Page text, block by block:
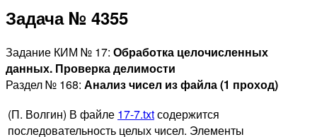
Задача № 4355
Задание КИМ № 17: Обработка целочисленных
данных. Проверка делимости
Раздел № 168: Анализ чисел из файла (1 проход)
(П. Волгин) В файле 17-7.txtсодержится
последовательность целых чисел. Элементы